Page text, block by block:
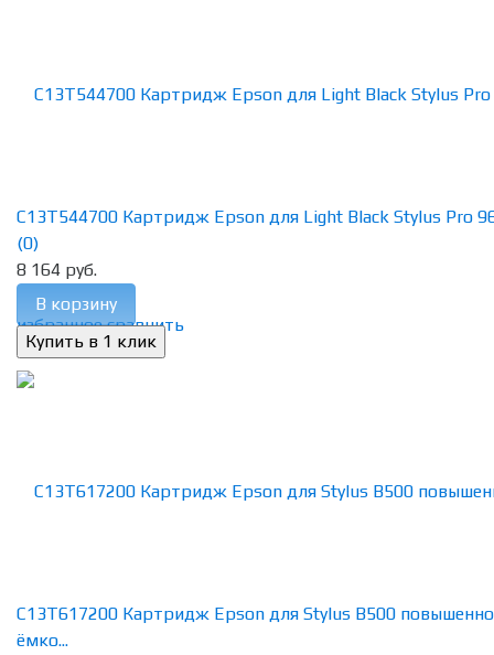
избранное сравнить
C13T544700 Картридж Epson для Light Black Stylus Pro
(0)
8 164 руб.
В корзину
C13T617200 Картридж Epson для Stylus B500
ёмко...